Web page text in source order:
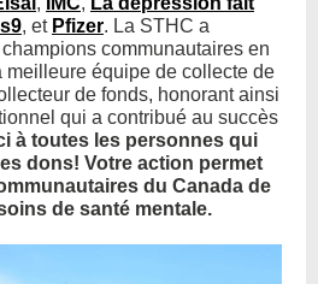
, et Pfizer. La STHC a
communautaires en
meilleure équipe de collecte de
de fonds, honorant ainsi
qui a contribué au succès
à toutes les personnes qui
dons! Votre action permet
du Canada de
de santé mentale.